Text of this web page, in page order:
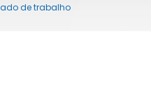
de trabalho